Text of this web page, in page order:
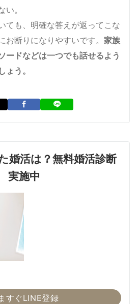
い。
ても、明確な答えが返ってこな
お断りになりやすいです。 家族
ードなどは一つでも話せるよう
ょう。
婚活は？無料婚活診断
実施中
すぐLINE登録